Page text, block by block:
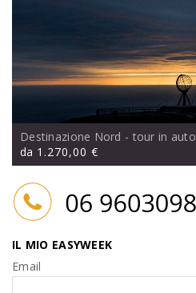
Destinazione Nord - tour in auto
da 1.270,00 €
IL MIO EASYWEEK
Email